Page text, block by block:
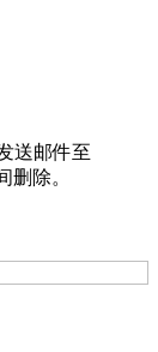
送邮件至
删除。